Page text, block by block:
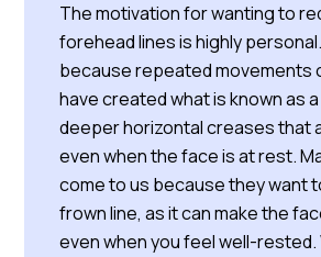
The motivation for wanting to
forehead lines is highly
because repeated movements
have created what is known as
deeper horizontal creases that
even when the face is at rest.
come to us because they want
frown line, as it can make the
even when you feel well-rested.